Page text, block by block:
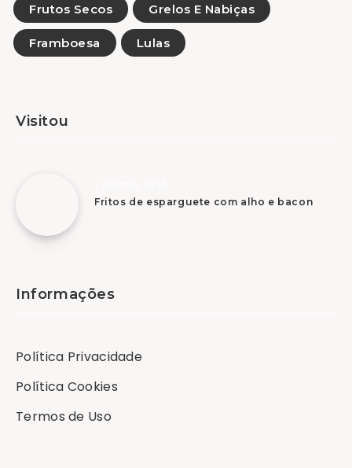
Frutos Secos Grelos E Nabiças
Framboesa Lulas
Visitou
Fritos de esparguete com alho e bacon
Informações
Política Privacidade
Política Cookies
Termos de Uso